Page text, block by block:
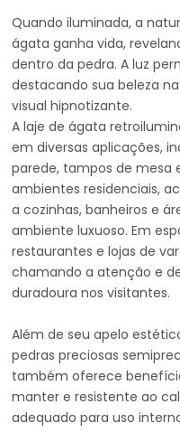
Quando iluminada, a
ágata ganha vida,
dentro da pedra. A luz
destacando sua beleza
visual hipnotizante.
A laje de ágata
em diversas aplicações,
parede, tampos de mesa
ambientes residenciais,
a cozinhas, banheiros e
ambiente luxuoso. Em
restaurantes e lojas de
chamando a atenção e
duradoura nos visitantes.
Além de seu apelo
pedras preciosas
também oferece
manter e resistente ao
adequado para uso